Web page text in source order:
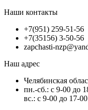
Наши контакты
+7(951) 259-51-56
+7(35156) 3-50-56
zapchasti-
Наш адрес
Челябинская
пн.-сб.: с 9-00 до
вс.: с 9-00 до 17-00